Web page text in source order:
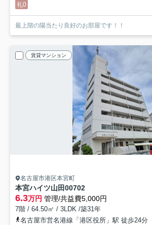
礼0
最上階の陽当たり良好のお部屋です！！
賃貸マンション
名古屋市港区本宮町
本宮ハイツ山田00702
6.3万円 管理/共益費5,000円
7階 / 64.50㎡ / 3LDK /築31年
名古屋市営名港線「港区役所」駅 徒歩24分